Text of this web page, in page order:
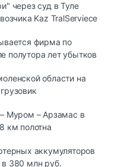
через суд в Туле
Kaz TralServiece
фирма по
полутора лет убытков
области на
Муром – Арзамас в
км полотна
аккумуляторов
в 380 млн руб.